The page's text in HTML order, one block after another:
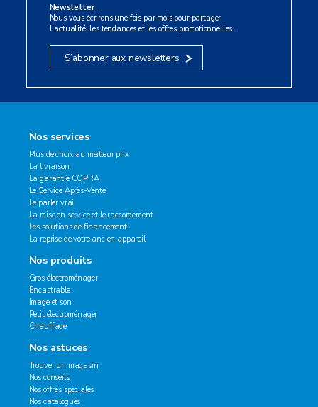
Newsletter
Nous vous écrirons une fois par mois pour partager
l’actualité, les tendances et les offres promotionnelles.
S’abonner aux newsletters
Nos services
Plus de choix au meilleur prix
La livraison
La garantie COPRA
Le Service Après-Vente
Le parler vrai
La mise en service et le raccordement
Les solutions de financement
La reprise de votre ancien appareil
Nos produits
Gros électroménager
Encastrable
Image et son
Petit électroménager
Chauffage
Nos astuces
Trouver un magasin
Nos conseils
Nos offres spéciales
Nos catalogues